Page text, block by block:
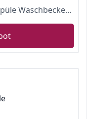
Edelstahl Spülbecken Camping Spüle Waschbecken + Ablauf 325x265x150mm London Wasserhahn integriert (ad-ideen)